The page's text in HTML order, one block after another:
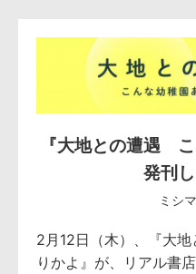
『大地との遭遇
発刊
ミシ
2月12日（木）、『大
りかよ』が、リアル書